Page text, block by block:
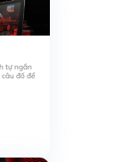
tự ngắn
đố để